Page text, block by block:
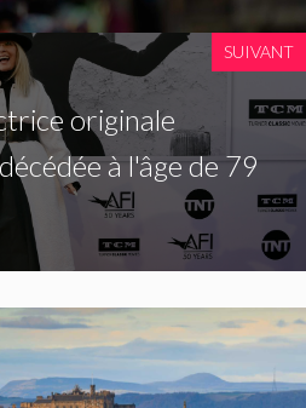
SUIVANT
originale
à l'âge de 79